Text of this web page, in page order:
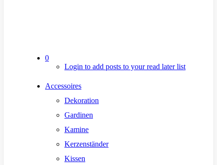
0
Login to add posts to your read later list
Accessoires
Dekoration
Gardinen
Kamine
Kerzenständer
Kissen